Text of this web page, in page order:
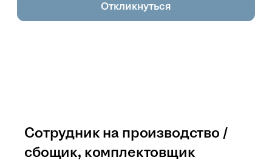
Откликнуться
Сотрудник на производство /
сбощик, комплектовщик